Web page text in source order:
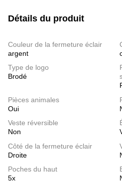
Détails du produit
Couleur de la fermeture éclair
argent
Type de logo
Brodé
Pièces animales
Oui
Veste réversible
Non
Côté de la fermeture éclair
Droite
Poches du haut
5x